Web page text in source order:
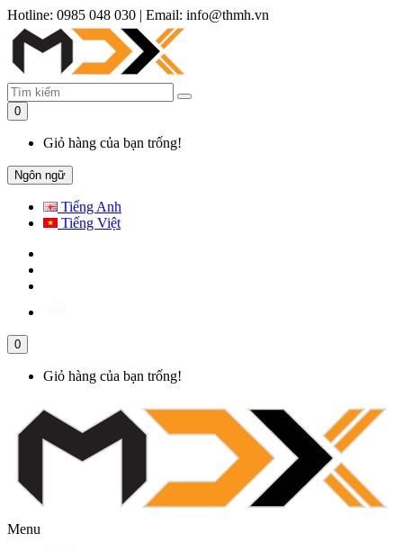
Hotline: 0985 048 030 | Email: info@thmh.vn
0
Giỏ hàng của bạn trống!
Ngôn ngữ
Tiếng Anh
Tiếng Việt
0
Giỏ hàng của bạn trống!
Menu